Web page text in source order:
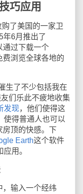
巧应用
了美国的一家卫
年6月推出了
通过下载一个
费浏览全球各地的
了不少包括我在
们乐此不疲地收集
发现，他们使得这
使得普通人也可以
房顶的快感。下
Earth这个软件
应用。
输入一个经纬